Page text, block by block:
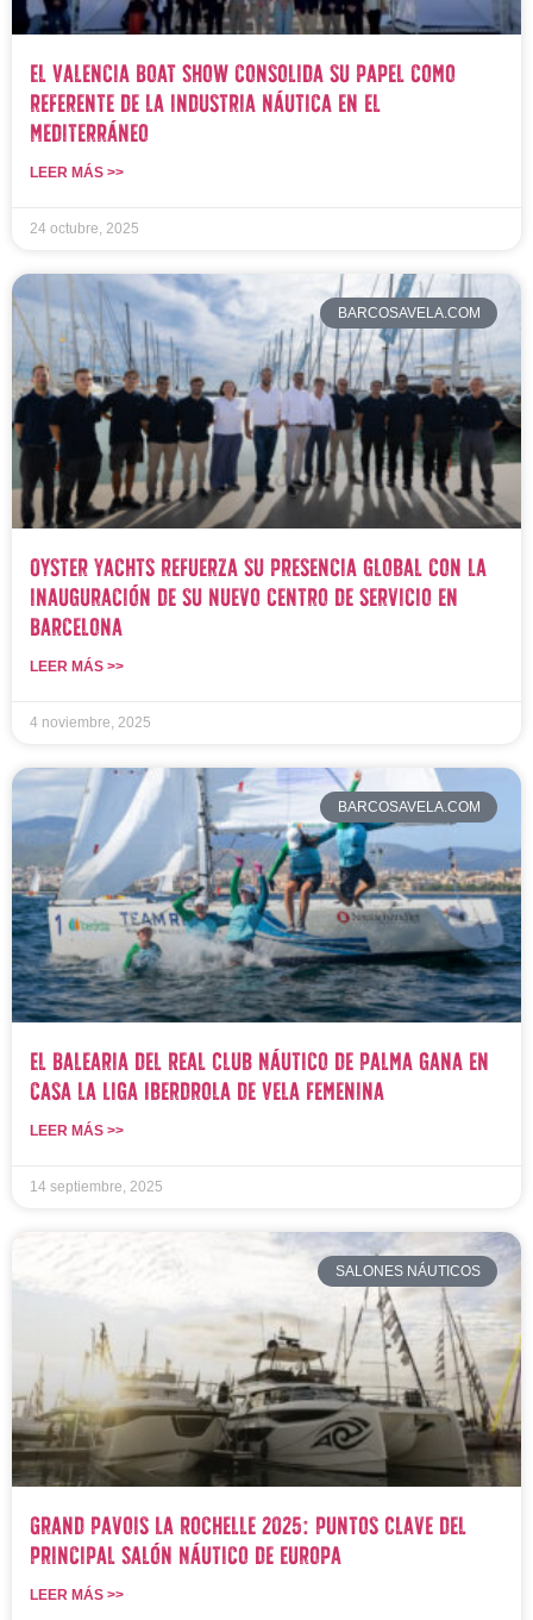
El Valencia Boat Show consolida su papel como
referente de la industria náutica en el
Mediterráneo
LEER MÁS >>
24 octubre, 2025
BARCOSAVELA.COM
Oyster Yachts refuerza su presencia global con la
inauguración de su nuevo centro de servicio en
Barcelona
LEER MÁS >>
4 noviembre, 2025
BARCOSAVELA.COM
El Balearia del Real Club Náutico de Palma gana en
casa la Liga Iberdrola de Vela Femenina
LEER MÁS >>
14 septiembre, 2025
SALONES NÁUTICOS
Grand Pavois La Rochelle 2025: Puntos Clave del
Principal Salón Náutico de Europa
LEER MÁS >>